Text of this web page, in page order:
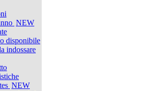
NEW
disponibile
indossare
NEW